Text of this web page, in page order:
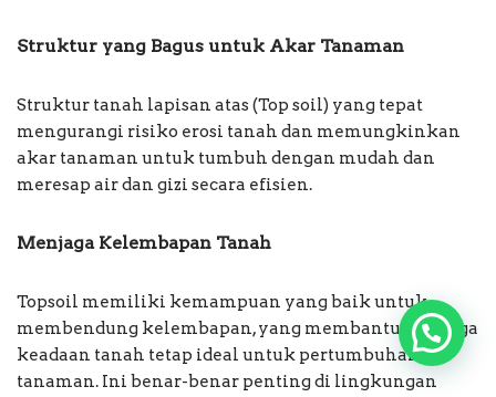
Struktur yang Bagus untuk Akar Tanaman
Struktur tanah lapisan atas (Top soil) yang tepat
mengurangi risiko erosi tanah dan memungkinkan
akar tanaman untuk tumbuh dengan mudah dan
meresap air dan gizi secara efisien.
Menjaga Kelembapan Tanah
Topsoil memiliki kemampuan yang baik untuk
membendung kelembapan, yang membantu menjaga
keadaan tanah tetap ideal untuk pertumbuhan
tanaman. Ini benar-benar penting di lingkungan